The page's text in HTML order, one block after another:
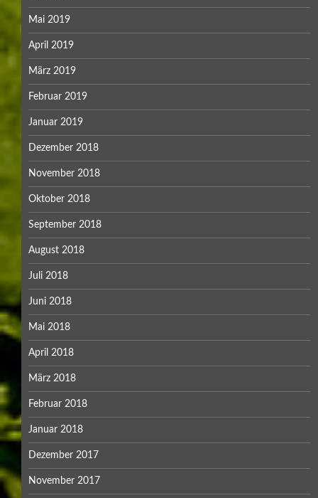
Mai 2019
April 2019
März 2019
Februar 2019
Januar 2019
Dezember 2018
November 2018
Oktober 2018
September 2018
August 2018
Juli 2018
Juni 2018
Mai 2018
April 2018
März 2018
Februar 2018
Januar 2018
Dezember 2017
November 2017